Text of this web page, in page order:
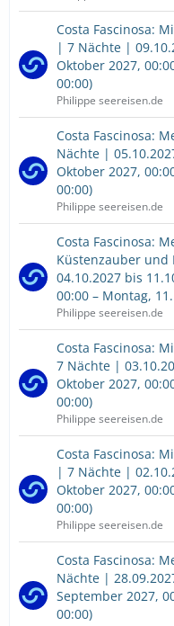
Costa Fascinosa:
| 7 Nächte |
Oktober 2027,
00:00)
Philippe seereisen.de
Costa Fascinosa:
Nächte |
Oktober 2027,
00:00)
Philippe seereisen.de
Costa Fascinosa:
Küstenzauber
04.10.2027 bis
00:00 – Montag,
Philippe seereisen.de
Costa Fascinosa:
7 Nächte |
Oktober 2027,
00:00)
Philippe seereisen.de
Costa Fascinosa:
| 7 Nächte |
Oktober 2027,
00:00)
Philippe seereisen.de
Costa Fascinosa:
Nächte |
September 2027,
00:00)